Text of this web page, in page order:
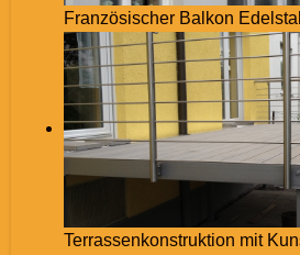
Französischer Balkon
Terrassenkonstruktion mit